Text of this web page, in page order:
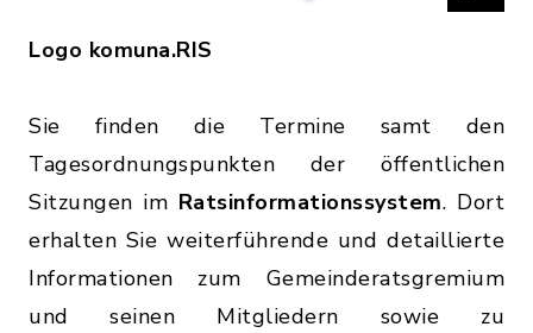
Logo komuna.RIS
Sie finden die Termine samt den
Tagesordnungspunkten der öffentlichen
Sitzungen im Ratsinformationssystem. Dort
erhalten Sie weiterführende und detaillierte
Informationen zum Gemeinderatsgremium
und seinen Mitgliedern sowie zu